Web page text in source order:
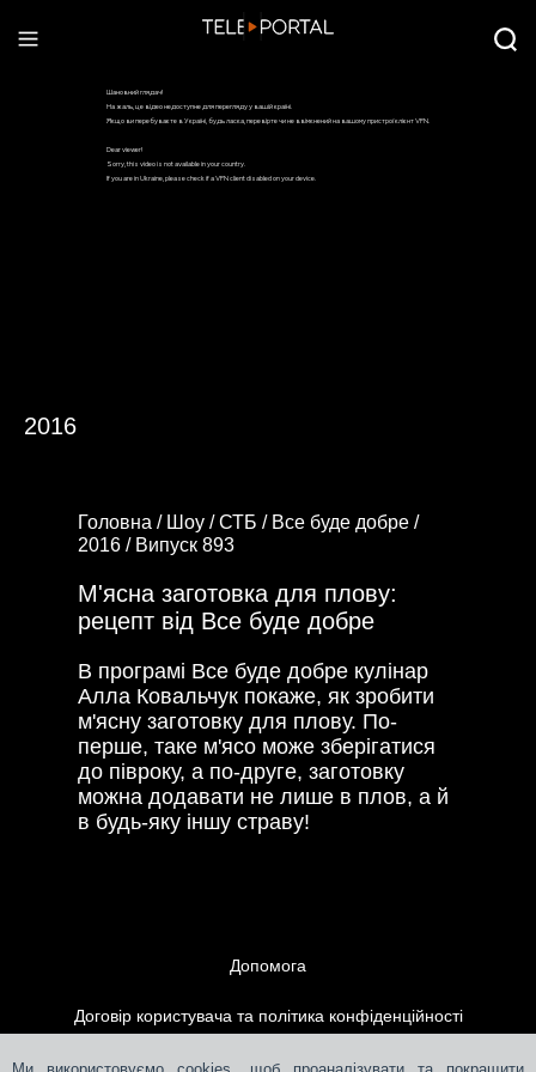
2016
Головна / Шоу /СТБ / Все буде добре /
2016 / Випуск 893
М'ясна заготовка для плову:
рецепт від Все буде добре
В програмі Все буде добре кулінар
Алла Ковальчук покаже, як зробити
м'ясну заготовку для плову. По-
перше, таке м'ясо може зберігатися
до півроку, а по-друге, заготовку
можна додавати не лише в плов, а й
в будь-яку іншу страву!
Допомога
Договір користувача та політика конфіденційності
Контакти